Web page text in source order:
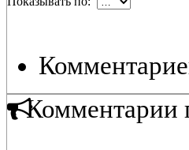
Комментарии